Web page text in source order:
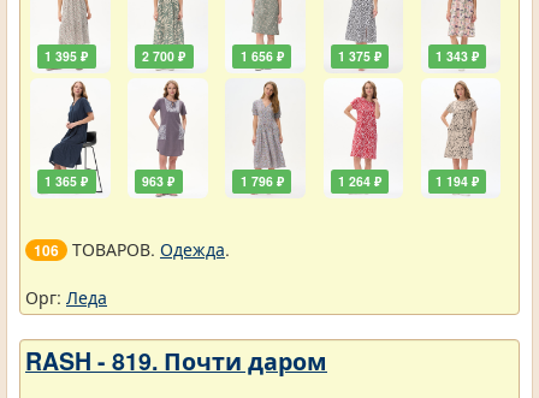
1 395 ₽
1 365 ₽
2 700 ₽
963 ₽
1 656 ₽
1 796 ₽
1 375 ₽
1 264 ₽
1 343 ₽
1 194 ₽
106 ТОВАРОВ. Одежда.
Орг: Леда
RASH - 819. Почти даром